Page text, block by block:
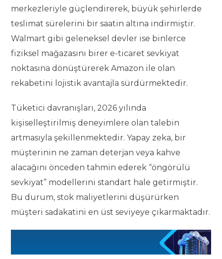
merkezleriyle güçlendirerek, büyük şehirlerde
teslimat sürelerini bir saatin altına indirmiştir.
Walmart gibi geleneksel devler ise binlerce
fiziksel mağazasını birer e-ticaret sevkiyat
noktasına dönüştürerek Amazon ile olan
rekabetini lojistik avantajla sürdürmektedir.
Tüketici davranışları, 2026 yılında
kişiselleştirilmiş deneyimlere olan talebin
artmasıyla şekillenmektedir. Yapay zeka, bir
müşterinin ne zaman deterjan veya kahve
alacağını önceden tahmin ederek “öngörülü
sevkiyat” modellerini standart hale getirmiştir.
Bu durum, stok maliyetlerini düşürürken
müşteri sadakatini en üst seviyeye çıkarmaktadır.